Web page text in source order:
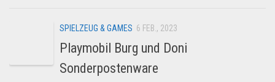
SPIELZEUG & GAMES 6 FEB., 2023
Playmobil Burg und Doni
Sonderpostenware